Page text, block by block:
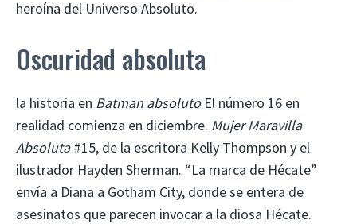
heroína del Universo Absoluto.
Oscuridad absoluta
la historia en Batman absolutoEl número 16 en
realidad comienza en diciembre. Mujer Maravilla
Absoluta#15, de la escritora Kelly Thompson y el
ilustrador Hayden Sherman. “La marca de Hécate”
envía a Diana a Gotham City, donde se entera de
asesinatos que parecen invocar a la diosa Hécate.